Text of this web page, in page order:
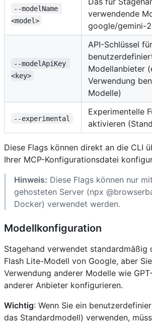
--modelName
<model>
verwendende
google/gemini-
--modelApiKey
<key>
API-Schlüssel
Modellanbieter
Verwendung
Modelle)
--experimental
Experimentelle
aktivieren
Diese Flags können direkt an die CLI
Ihrer MCP-Konfigurationsdatei
Hinweis: Diese Flags können nur
gehosteten Server (npx
Docker) verwendet werden.
Modellkonfiguration
Stagehand verwendet standardmäßig
Flash Lite-Modell von Google, aber
Verwendung anderer Modelle wie
anderer Anbieter konfigurieren.
Wichtig: Wenn Sie ein
das Standardmodell) verwenden,